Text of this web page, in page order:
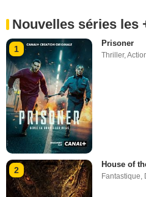
Nouvelles séries les
1
Prisoner
Thriller,
2
House of
Fantastique,